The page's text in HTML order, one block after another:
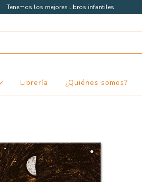
Tenemos los mejores libros infantiles
Librería ¿Quiénes somos?